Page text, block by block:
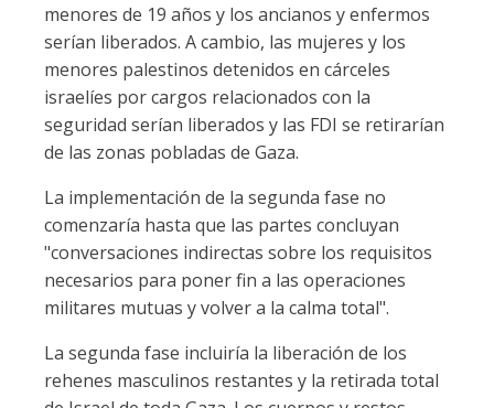
menores de 19 años y los ancianos y enfermos
serían liberados. A cambio, las mujeres y los
menores palestinos detenidos en cárceles
israelíes por cargos relacionados con la
seguridad serían liberados y las FDI se retirarían
de las zonas pobladas de Gaza.
La implementación de la segunda fase no
comenzaría hasta que las partes concluyan
"conversaciones indirectas sobre los requisitos
necesarios para poner fin a las operaciones
militares mutuas y volver a la calma total".
La segunda fase incluiría la liberación de los
rehenes masculinos restantes y la retirada total